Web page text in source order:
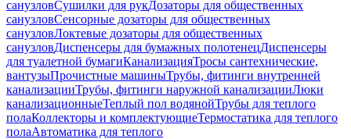
санузловСушилки для рукДозаторы для общественных
санузловСенсорные дозаторы для общественных
санузловЛоктевые дозаторы для общественных
санузловДиспенсеры для бумажных полотенецДиспенсеры
для туалетной бумагиКанализацияТросы сантехнические,
вантузыПрочистные машиныТрубы, фитинги внутренней
канализацииТрубы, фитинги наружной канализацииЛюки
канализационныеТеплый пол водянойТрубы для теплого
полаКоллекторы и комплектующиеТермостатика для теплого
полаАвтоматика для теплого